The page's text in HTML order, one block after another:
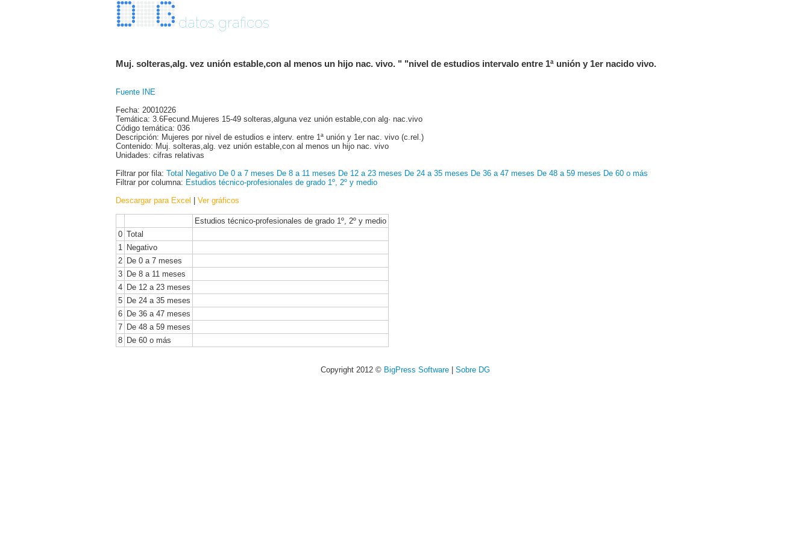
datos graficos
Muj. solteras,alg. vez unión estable,con al menos un hijo nac. vivo. " "nivel de estudios intervalo entre 1ª unión y 1er nacido vivo.
Fuente INE
Fecha: 20010226
Temática: 3.6Fecund.Mujeres 15-49 solteras,alguna vez unión estable,con alg· nac.vivo
Código temática: 036
Descripción: Mujeres por nivel de estudios e interv. entre 1ª unión y 1er nac. vivo (c.rel.)
Contenido: Muj. solteras,alg. vez unión estable,con al menos un hijo nac. vivo
Unidades: cifras relativas
Filtrar por fila: Total Negativo De 0 a 7 meses De 8 a 11 meses De 12 a 23 meses De 24 a 35 meses De 36 a 47 meses De 48 a 59 meses De 60 o más
Filtrar por columna: Estudios técnico-profesionales de grado 1º, 2º y medio
Descargar para Excel | Ver gráficos
Estudios técnico-profesionales de grado 1º, 2º y medio
0 Total
1
Negativo
2 De 0 a 7 meses
3 De 8 a 11 meses
4 De 12 a 23 meses
5 De 24 a 35 meses
6 De 36 a 47 meses
7 De 48 a 59 meses
8 De 60 o más
Copyright 2012 © BigPress Software| Sobre DG